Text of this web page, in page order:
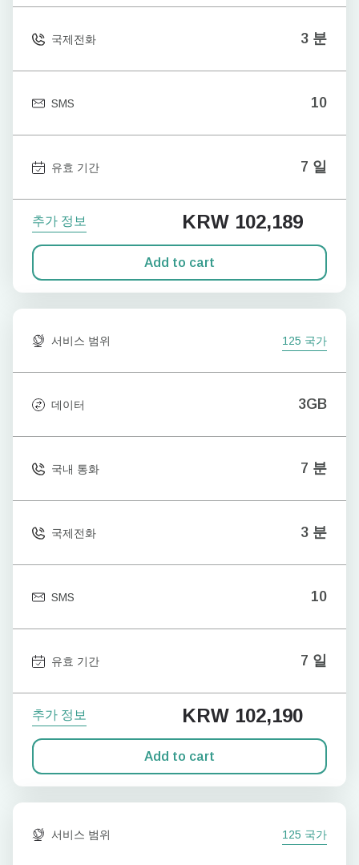
국제전화 3 분
SMS 10
유효 기간 7 일
추가 정보 KRW 102,189
Add to cart
서비스 범위 125 국가
데이터 3GB
국내 통화 7 분
국제전화 3 분
SMS 10
유효 기간 7 일
추가 정보 KRW 102,190
Add to cart
서비스 범위 125 국가